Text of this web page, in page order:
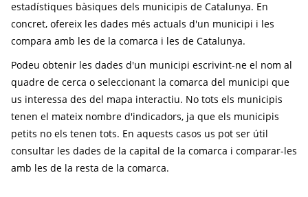
estadístiques bàsiques dels municipis de Catalunya. En
concret, ofereix les dades més actuals d'un municipi i les
compara amb les de la comarca i les de Catalunya.
Podeu obtenir les dades d'un municipi escrivint-ne el nom al
quadre de cerca o seleccionant la comarca del municipi que
us interessa des del mapa interactiu. No tots els municipis
tenen el mateix nombre d'indicadors, ja que els municipis
petits no els tenen tots. En aquests casos us pot ser útil
consultar les dades de la capital de la comarca i comparar-les
amb les de la resta de la comarca.